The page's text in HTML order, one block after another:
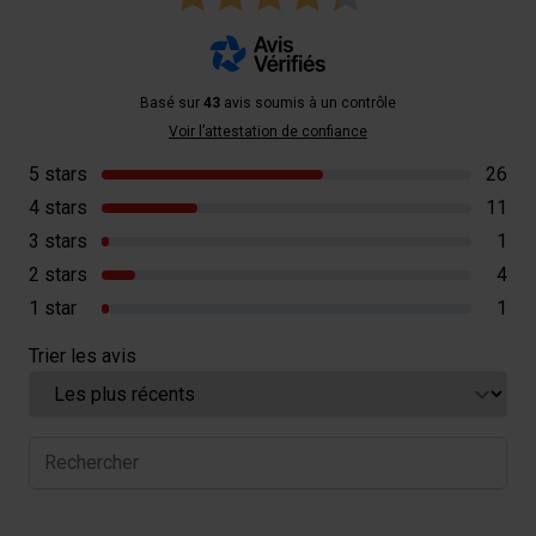
Basé sur 43 avis soumis à un contrôle
Voir l’attestation de confiance
5 stars
26
4 stars
11
3 stars
1
2 stars
4
1 star
1
Trier les avis